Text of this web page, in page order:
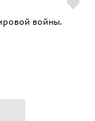
войны.